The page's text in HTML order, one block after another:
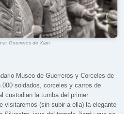
Guerreros de Xian
Museo de Guerreros y Corceles de
soldados, corceles y carros de
custodian la tumba del primer
visitaremos (sin subir a ella) la elegante